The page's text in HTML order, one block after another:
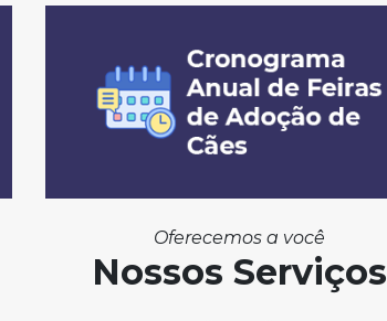
Oferecemos a você
Nossos Serviços